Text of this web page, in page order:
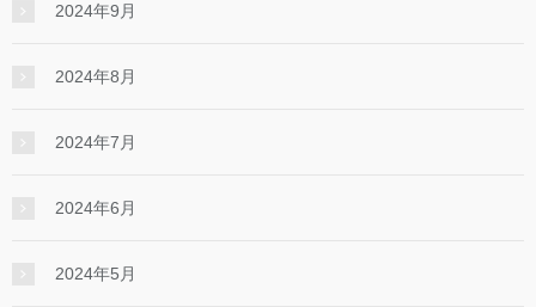
2024年9月
2024年8月
2024年7月
2024年6月
2024年5月